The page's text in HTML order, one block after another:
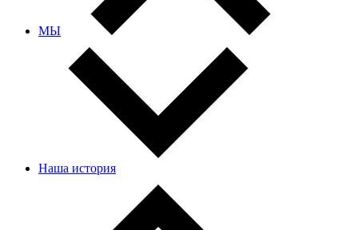
МЫ
Наша история